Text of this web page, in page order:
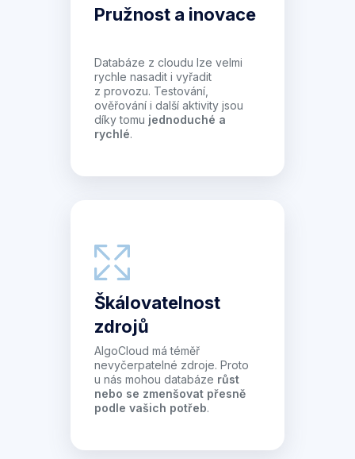
Pružnost a inovace
Databáze z cloudu lze velmi
rychle nasadit i vyřadit
z provozu. Testování,
ověřování i další aktivity jsou
díky tomu jednoduché a
rychlé.
Škálovatelnost
zdrojů
AlgoCloud má téměř
nevyčerpatelné zdroje. Proto
u nás mohou databáze růst
nebo se zmenšovat přesně
podle vašich potřeb.